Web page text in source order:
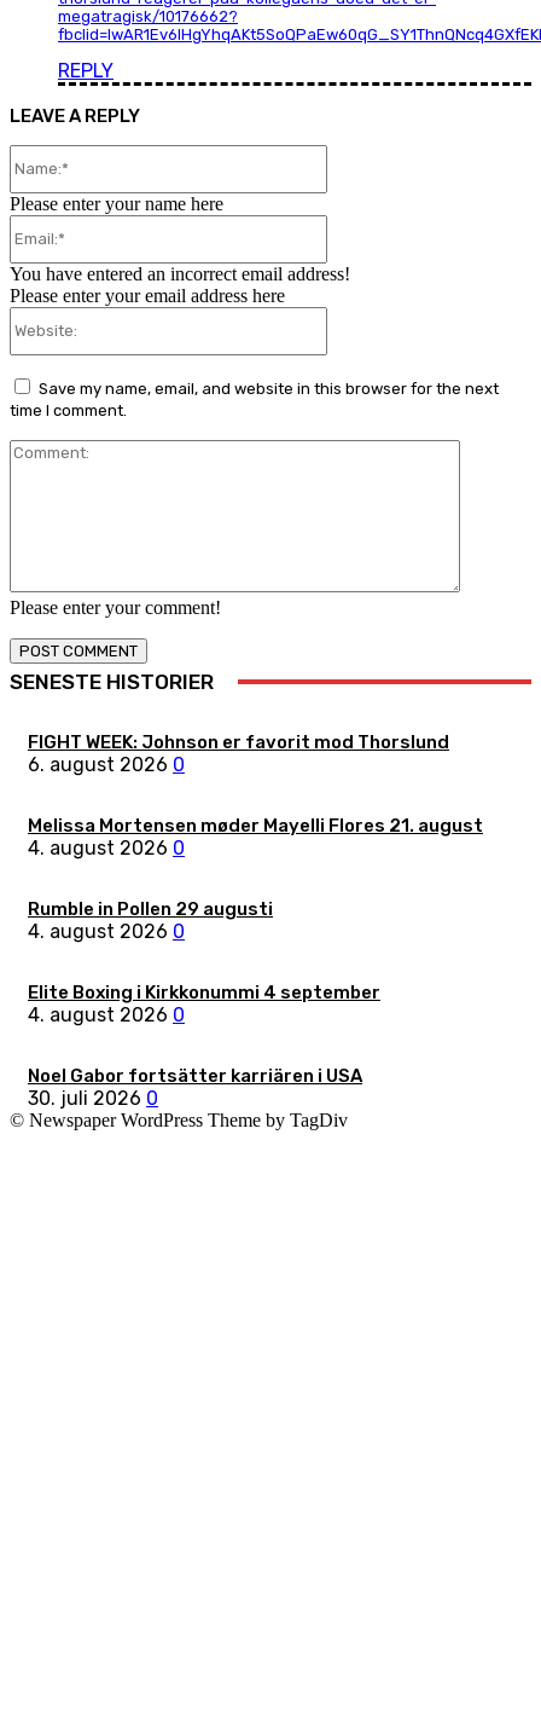
megatragisk/10176662?
REPLY
LEAVE A REPLY
Please enter your comment!
Please enter your name here
You have entered an incorrect email address!
Please enter your email address here
Save my name, email, and website in this browser for the next
time I comment.
SENESTE HISTORIER
FIGHT WEEK: Johnson er favorit mod Thorslund
6. august 2026 0
Melissa Mortensen møder Mayelli Flores 21. august
4. august 2026 0
Rumble in Pollen 29 augusti
4. august 2026 0
Elite Boxing i Kirkkonummi 4 september
4. august 2026 0
Noel Gabor fortsätter karriären i USA
30. juli 2026 0
© Newspaper WordPress Theme by TagDiv